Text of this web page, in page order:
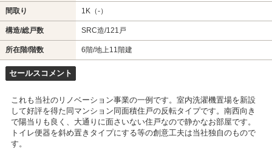
間取り 1K（-）
構造/総戸数 SRC造/121戸
所在階/階数 6階/地上11階建
セールスコメント
これも当社のリノベーション事業の一例です。室内洗濯機置場を新設
して好評を得た同マンション同面積住戸の反転タイプです。南西向き
で陽当りも良く、大通りに面さいない住戸なので静かなお部屋です。
トイレ便器を斜め置きタイプにする等の創意工夫は当社独自のもので
す。